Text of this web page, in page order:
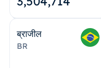
ब्राजील
BR